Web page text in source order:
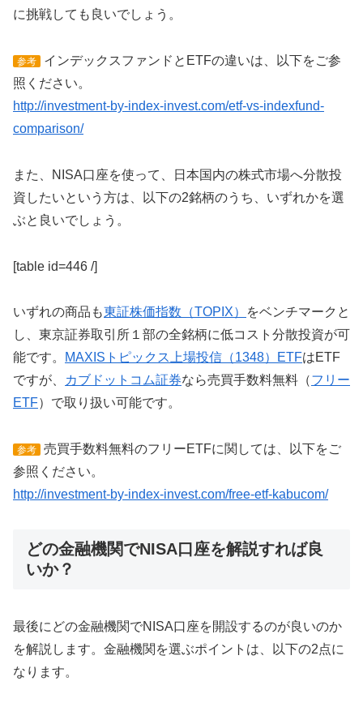
に挑戦しても良いでしょう。
参考
インデックスファンドとETFの違いは、以下をご参
照ください。
http://investment-by-index-invest.com/etf-vs-indexfund-
comparison/
また、NISA口座を使って、日本国内の株式市場へ分散投
資したいという方は、以下の2銘柄のうち、いずれかを選
ぶと良いでしょう。
[table id=446 /]
いずれの商品も東証株価指数（TOPIX）
をベンチマークと
し、東京証券取引所１部の全銘柄に低コスト分散投資が可
能です。
MAXISトピックス上場投信（1348）ETFはETF
ですが、
カブドットコム証券なら売買手数料無料（フリー
ETF）で取り扱い可能です。
参考
売買手数料無料のフリーETFに関しては、以下をご
参照ください。
http://investment-by-index-invest.com/free-etf-kabucom/
どの金融機関でNISA口座を解説すれば良
いか？
最後にどの金融機関でNISA口座を開設するのが良いのか
を解説します。金融機関を選ぶポイントは、以下の2点に
なります。